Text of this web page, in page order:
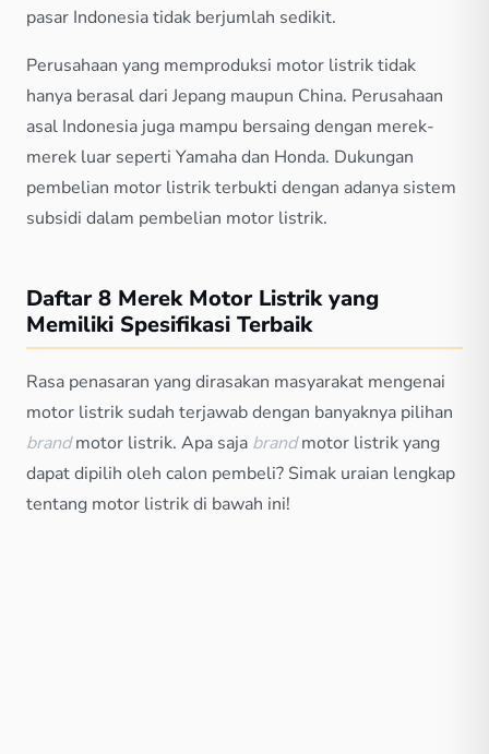
pasar Indonesia tidak berjumlah sedikit.
Perusahaan yang memproduksi motor listrik tidak
hanya berasal dari Jepang maupun China. Perusahaan
asal Indonesia juga mampu bersaing dengan merek-
merek luar seperti Yamaha dan Honda. Dukungan
pembelian motor listrik terbukti dengan adanya sistem
subsidi dalam pembelian motor listrik.
Daftar 8 Merek Motor Listrik yang
Memiliki Spesifikasi Terbaik
Rasa penasaran yang dirasakan masyarakat mengenai
motor listrik sudah terjawab dengan banyaknya pilihan
brandmotor listrik. Apa saja brandmotor listrik yang
dapat dipilih oleh calon pembeli? Simak uraian lengkap
tentang motor listrik di bawah ini!